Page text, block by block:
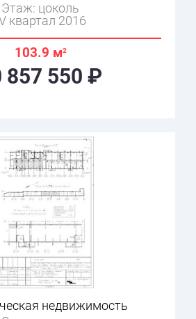
Этаж: цоколь
квартал 2016
103.9 м2
857 550 ₽
недвижимость